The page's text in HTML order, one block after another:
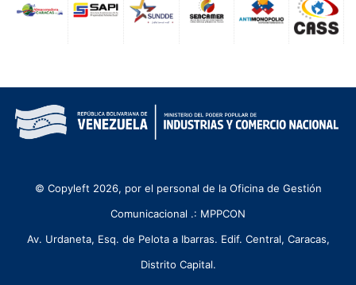
© Copyleft 2026, por el personal de la Oficina de Gestión
Comunicacional .: MPPCON
Av. Urdaneta, Esq. de Pelota a Ibarras. Edif. Central, Caracas,
Distrito Capital.